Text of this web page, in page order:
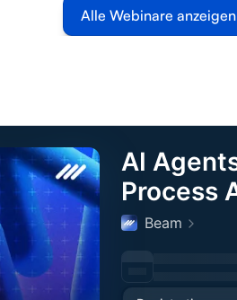
Alle Webinare anzeigen